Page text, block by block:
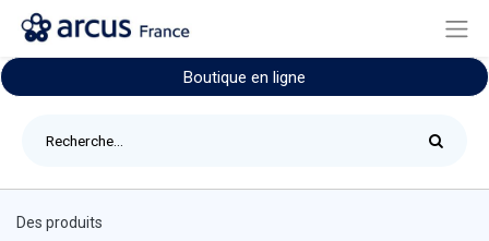
Boutique en ligne
Des produits